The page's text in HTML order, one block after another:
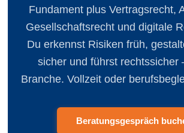
Fundament plus Vertragsrecht,
Gesellschaftsrecht und digitale
Du erkennst Risiken früh,
sicher und führst
Branche. Vollzeit oder
Beratungsgespräch